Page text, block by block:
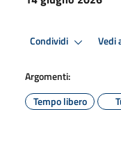
Condividi Vedi
Argomenti:
Tempo libero